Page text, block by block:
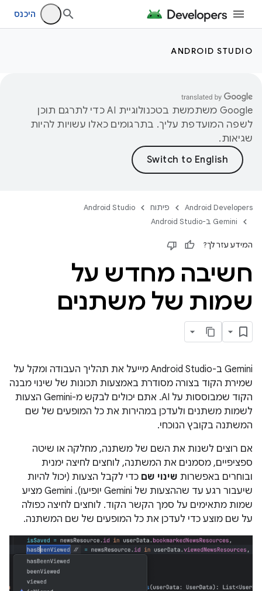
היכנס
ANDROID STUDIO
‫Google משתמשת בטכנולוגיית AI כדי לתרגם תוכן
לשפה המועדפת עליך. בתרגומים כאלו עשויות להיות
שגיאות.
Android Developers פיתוח
Android Studio
‫Gemini ב-Android Studio
המידע עזר לך?
חשיבה מחדש על
שמות של משתנים
‫Gemini ב-Android Studio מייעל את תהליך העבודה ומקל על
שמירת הקוד בצורה מסודרת באמצעות תכונות של שינוי מבנה
הקוד שמבוססות על AI. אתם יכולים לבקש מ-Gemini הצעות
לשמות משתנים ולעדכן במהירות את כל המופעים של שם
המשתנה בקובץ הנוכחי.
אם רוצים לשנות את השם של משתנה, מחלקה או שיטה
ספציפיים, מסמנים את המשתנה, לוחצים לחיצה ימנית
ובוחרים באפשרות שינוי שם כדי לקבל הצעות (יכול להיות
שיעבור רגע עד שההצעות של Gemini יופיעו). ‫Gemini מציע
שמות מתאימים על סמך הקשר הקוד. לוחצים לחיצה כפולה
על שם מוצע כדי לעדכן את כל המופעים של שם המשתנה.